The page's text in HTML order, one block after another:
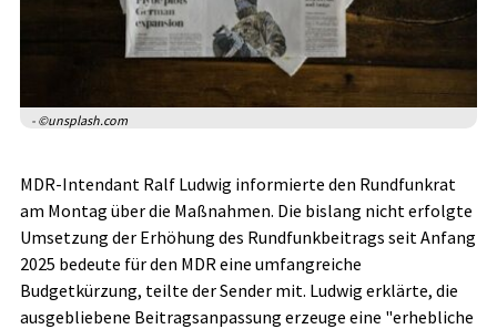
- ©unsplash.com
MDR-Intendant Ralf Ludwig informierte den Rundfunkrat
am Montag über die Maßnahmen. Die bislang nicht erfolgte
Umsetzung der Erhöhung des Rundfunkbeitrags seit Anfang
2025 bedeute für den MDR eine umfangreiche
Budgetkürzung, teilte der Sender mit. Ludwig erklärte, die
ausgebliebene Beitragsanpassung erzeuge eine "erhebliche